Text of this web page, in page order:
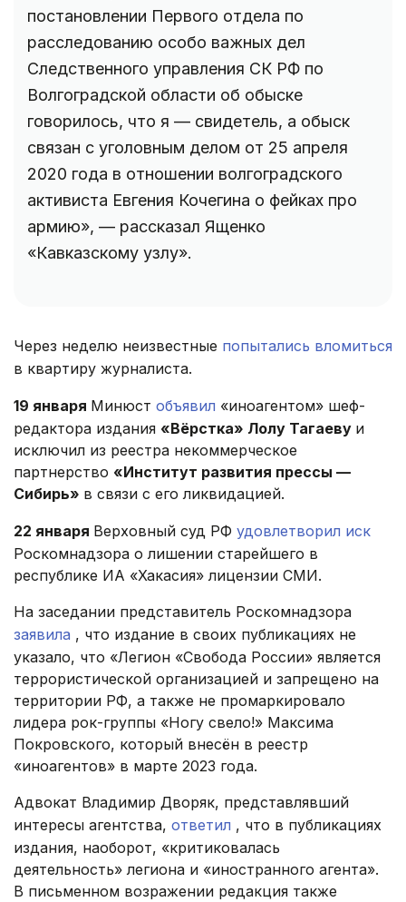
постановлении Первого отдела по
расследованию особо важных дел
Следственного управления СК РФ по
Волгоградской области об обыске
говорилось, что я — свидетель, а обыск
связан с уголовным делом от 25 апреля
2020 года в отношении волгоградского
активиста Евгения Кочегина о фейках про
армию», — рассказал Ященко
«Кавказскому узлу».
Через неделю неизвестные попытались вломиться
в квартиру журналиста.
19 января Минюст объявил «иноагентом» шеф-
редактора издания «Вёрстка» Лолу Тагаеву и
исключил из реестра некоммерческое
партнерство «Институт развития прессы —
Сибирь» в связи с его ликвидацией.
22 января Верховный суд РФ удовлетворил иск
Роскомнадзора о лишении старейшего в
республике ИА «Хакасия» лицензии СМИ.
На заседании представитель Роскомнадзора
заявила , что издание в своих публикациях не
указало, что «Легион «Свобода России» является
террористической организацией и запрещено на
территории РФ, а также не промаркировало
лидера рок-группы «Ногу свело!» Максима
Покровского, который внесён в реестр
«иноагентов» в марте 2023 года.
Адвокат Владимир Дворяк, представлявший
интересы агентства, ответил , что в публикациях
издания, наоборот, «критиковалась
деятельность» легиона и «иностранного агента».
В письменном возражении редакция также